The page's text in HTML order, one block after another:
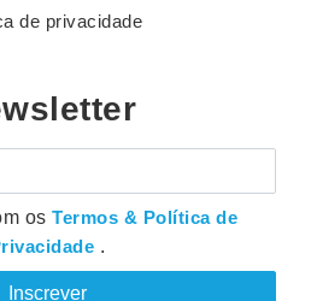
de privacidade
osTermos & Política de
.